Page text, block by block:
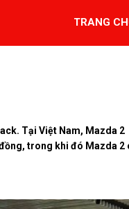
TRANG
Tại Việt Nam, Mazda 2
trong khi đó Mazda 2